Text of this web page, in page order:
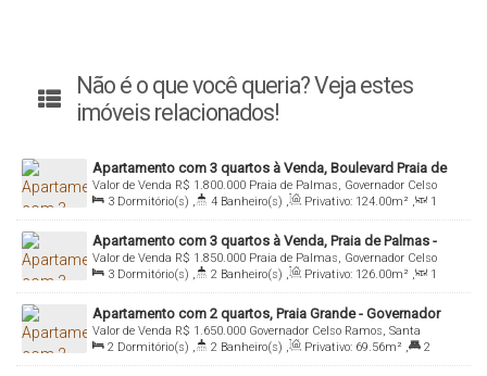
Não é o que você queria? Veja estes
imóveis relacionados!
Apartamento com 3 quartos à Venda, Boulevard Praia de
Palmas - Governador Celso Ramos
R$ 1.800.000
Valor de Venda
Praia de Palmas, Governador Celso
Ramos, Santa Catarina, Brasil
3 Dormitório(s) , 4 Banheiro(s) , Privativo: 124.00m² ,
1
Sala(s) , 3 Suíte(s) , 1 Vaga(s) , Útil: 124.00m²
Apartamento com 3 quartos à Venda, Praia de Palmas -
Governador Celso Ramos
R$ 1.850.000
Valor de Venda
Praia de Palmas, Governador Celso
Ramos, Santa Catarina, Brasil
3 Dormitório(s) , 2 Banheiro(s) , Privativo: 126.00m² ,
1
Sala(s) , 1 Suíte(s) , Total: 195.57m² , 1 Vaga(s)
Apartamento com 2 quartos, Praia Grande - Governador
Celso Ramos R$ 1.650.000
Valor de Venda
Governador Celso Ramos, Santa
Catarina, Brasil
2 Dormitório(s) , 2 Banheiro(s) , Privativo: 69.56m² ,
2
Suíte(s) , 1 Vaga(s) , 20mDistância do Mar